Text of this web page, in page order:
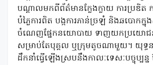
បណ្តាលមកពីព័ត៌មានក្លែងក្លាយ ការប្រឌិត
បំភ្លៃការពិត បង្កការភាន់ច្រឡំ និងឆបោកក្នុ
ចំណេញផ្នែកនយោបាយ ទាញយកប្រយោជន៍
សម្រាប់តែបុគ្គល ឬក្រុមតូចណាមួយ។ យុទ្ធនា
ដឹកនាំធ្វើឡើងស្របនឹងកាលៈទេសៈបច្ចុប្បន្